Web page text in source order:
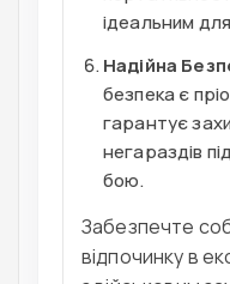
ідеальним
Надійна
безпека є
гарантує
негараздів
бою.
Забезпечте
відпочинку в